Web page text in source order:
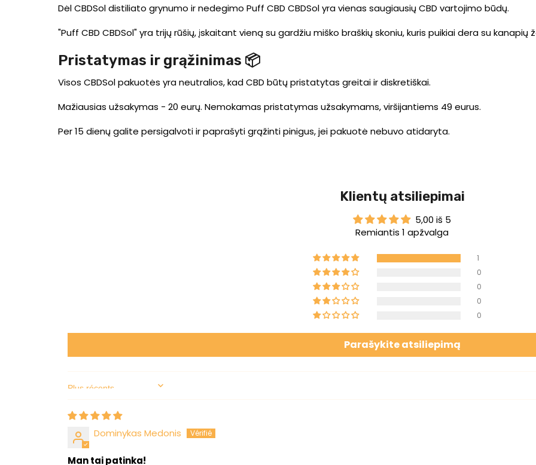
Dėl CBDSol distiliato grynumo ir nedegimo Puff CBD CBDSol yra vienas saugiausių CBD vartojimo būdų.
"Puff CBD CBDSol" yra trijų rūšių, įskaitant vieną su gardžiu miško braškių skoniu, kuris puikiai dera su kanapių
Pristatymas ir grąžinimas 📦
Visos CBDSol pakuotės yra neutralios, kad CBD būtų pristatytas greitai ir diskretiškai.
Mažiausias užsakymas - 20 eurų. Nemokamas pristatymas užsakymams, viršijantiems 49 eurus.
Per 15 dienų galite persigalvoti ir paprašyti grąžinti pinigus, jei pakuotė nebuvo atidaryta.
Klientų atsiliepimai
5,00 iš 5
Remiantis 1 apžvalga
1
0
0
0
0
Parašykite atsiliepimą
Sort by
Dominykas Medonis
Man tai patinka!